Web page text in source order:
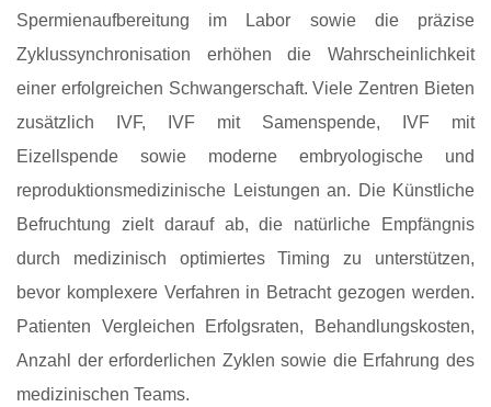
Spermienaufbereitung im Labor sowie die präzise
Zyklussynchronisation erhöhen die Wahrscheinlichkeit
einer erfolgreichen Schwangerschaft. Viele Zentren Bieten
zusätzlich IVF, IVF mit Samenspende, IVF mit
Eizellspende sowie moderne embryologische und
reproduktionsmedizinische Leistungen an. Die Künstliche
Befruchtung zielt darauf ab, die natürliche Empfängnis
durch medizinisch optimiertes Timing zu unterstützen,
bevor komplexere Verfahren in Betracht gezogen werden.
Patienten Vergleichen Erfolgsraten, Behandlungskosten,
Anzahl der erforderlichen Zyklen sowie die Erfahrung des
medizinischen Teams.